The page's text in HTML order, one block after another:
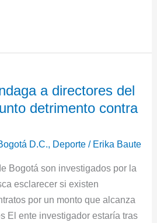
a directores del
detrimento contra
D.C., Deporte / Erika Baute
Bogotá son investigados por la
esclarecer si existen
por un monto que alcanza
El ente investigador estaría tras